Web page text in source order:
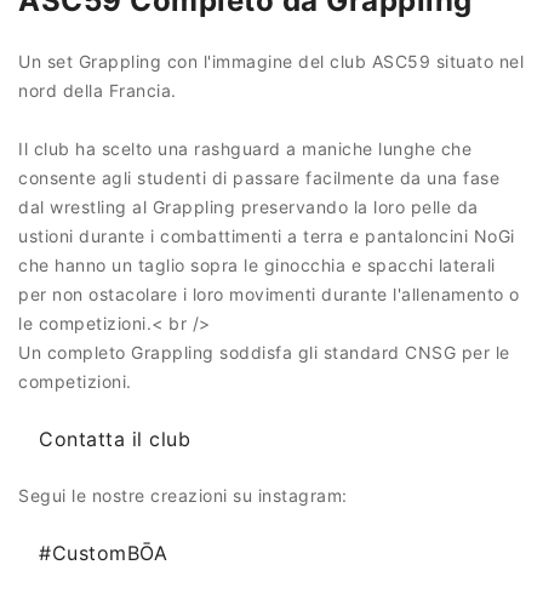
Un set Grappling con l'immagine del club ASC59 situato nel
nord della Francia.
Il club ha scelto una rashguard a maniche lunghe che
consente agli studenti di passare facilmente da una fase
dal wrestling al Grappling preservando la loro pelle da
ustioni durante i combattimenti a terra e pantaloncini NoGi
che hanno un taglio sopra le ginocchia e spacchi laterali
per non ostacolare i loro movimenti durante l'allenamento o
le competizioni.< br />
Un completo Grappling soddisfa gli standard CNSG per le
competizioni.
Contatta il club
Segui le nostre creazioni su instagram:
#CustomBŌA